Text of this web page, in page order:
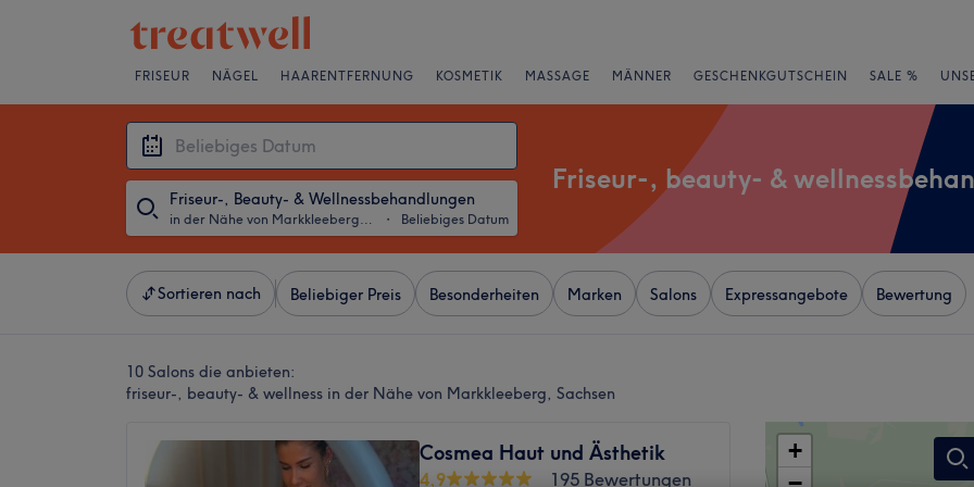
FRISEUR NÄGEL HAARENTFERNUNG KOSMETIK MASSAGE MÄNNER GESCHENKGUTSCHEIN SALE %
Friseur-, Beauty- & Wellnessbehandlungen
in der Nähe von Markkleeberg, Sachsen ・ Beliebiges Datum
Friseur-, beauty- &
Sortieren nach Beliebiger Preis Besonderheiten Marken Salons Expressangebote Bewertung
10 Salons die anbieten:
friseur-, beauty- & wellness in der Nähe von Markkleeberg, Sachsen
Cosmea Haut und Ästhetik
4,9
195 Bewertungen
+